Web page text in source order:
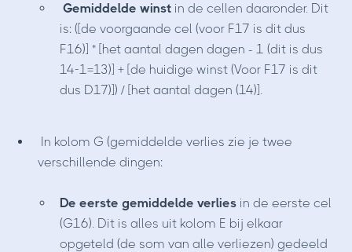
Gemiddelde winst in de cellen daaronder. Dit
is: ([de voorgaande cel (voor F17 is dit dus
F16)] * [het aantal dagen dagen - 1 (dit is dus
14-1=13)] + [de huidige winst (Voor F17 is dit
dus D17)]) / [het aantal dagen (14)].
In kolom G (gemiddelde verlies zie je twee
verschillende dingen:
De eerste gemiddelde verlies in de eerste cel
(G16). Dit is alles uit kolom E bij elkaar
opgeteld (de som van alle verliezen) gedeeld